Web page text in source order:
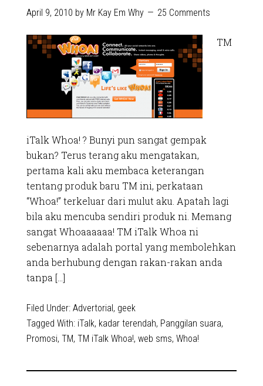
April 9, 2010 by Mr Kay Em Why 25 Comments
TM
iTalk Whoa! ? Bunyi pun sangat gempak
bukan? Terus terang aku mengatakan,
pertama kali aku membaca keterangan
tentang produk baru TM ini, perkataan
“Whoa!” terkeluar dari mulut aku. Apatah lagi
bila aku mencuba sendiri produk ni. Memang
sangat Whoaaaaaa! TM iTalk Whoa ni
sebenarnya adalah portal yang membolehkan
anda berhubung dengan rakan-rakan anda
tanpa […]
Filed Under: Advertorial, geek
Tagged With: iTalk, kadar terendah, Panggilan suara,
Promosi, TM, TM iTalk Whoa!, web sms, Whoa!